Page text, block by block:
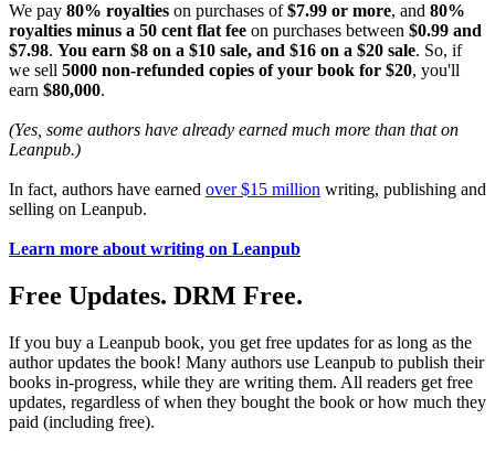
We pay 80% royalties on purchases of$7.99 or more, and 80%
royalties minus a 50 cent flat fee on purchases between $0.99 and
$7.98. You earn $8 on a $10 sale, and $16 on a $20 sale. So, if
we sell 5000 non-refunded copies of your book for $20, you'll
earn $80,000.
(Yes, some authors have already earned much more than that on
Leanpub.)
In fact, authors have earned over $15 million writing, publishing and
selling on Leanpub.
Learn more about writing on Leanpub
Free Updates. DRM Free.
If you buy a Leanpub book, you get free updates for as long as the
author updates the book! Many authors use Leanpub to publish their
books in-progress, while they are writing them. All readers get free
updates, regardless of when they bought the book or how much they
paid (including free).